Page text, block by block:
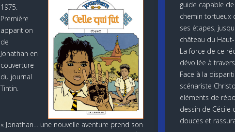
1975.
Première
apparition
de
Jonathan en
couverture
du journal
Tintin.
« Jonathan… une nouvelle aventure prend son
guide capable
chemin tortueux
ses étapes,
château du Haut-
La force de ce
dévoilée à
Face à la
scénariste
éléments de
dessin de Cécile
douces et